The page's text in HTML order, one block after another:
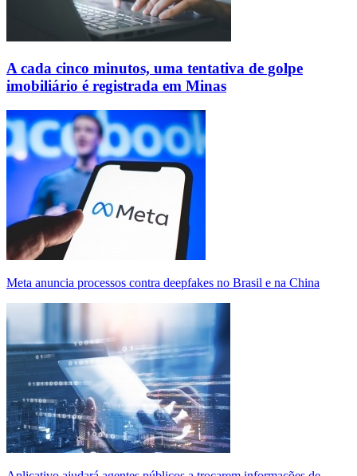
A cada cinco minutos, uma tentativa de golpe
imobiliário é registrada em Minas
Meta anuncia processos contra deepfakes no Brasil e na China